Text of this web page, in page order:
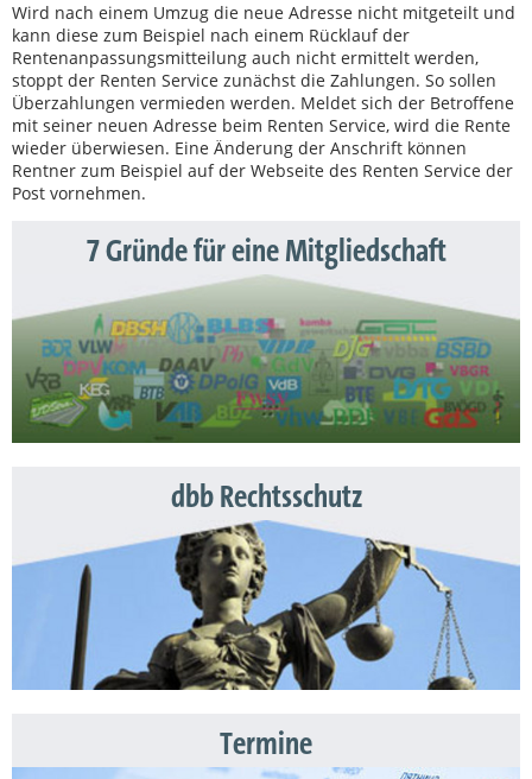
Wird nach einem Umzug die neue Adresse nicht mitgeteilt und
kann diese zum Beispiel nach einem Rücklauf der
Rentenanpassungsmitteilung auch nicht ermittelt werden,
stoppt der Renten Service zunächst die Zahlungen. So sollen
Überzahlungen vermieden werden. Meldet sich der Betroffene
mit seiner neuen Adresse beim Renten Service, wird die Rente
wieder überwiesen. Eine Änderung der Anschrift können
Rentner zum Beispiel auf der Webseite des Renten Service der
Post vornehmen.
7 Gründe für eine Mitgliedschaft
dbb Rechtsschutz
Termine